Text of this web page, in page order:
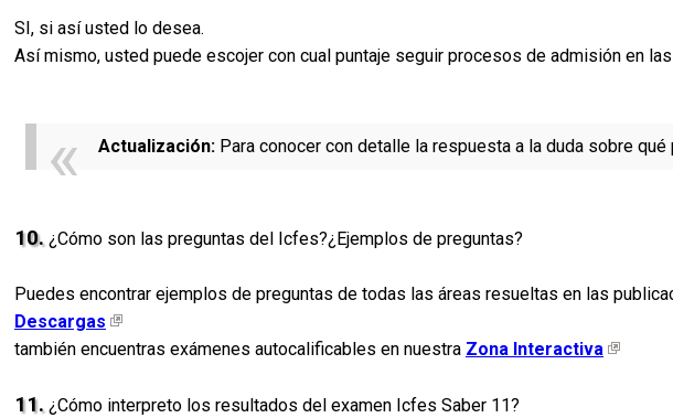
SI, si así usted lo desea.
Así mismo, usted puede escojer con cual puntaje seguir procesos de admisión en
Actualización: Para conocer con detalle la respuesta a la duda sobre
10.¿Cómo son las preguntas del Icfes?¿Ejemplos de preguntas?
Puedes encontrar ejemplos de preguntas de todas las áreas resueltas en las
Descargas
también encuentras exámenes autocalificables en nuestra Zona Interactiva
11.¿Cómo interpreto los resultados del examen Icfes Saber 11?